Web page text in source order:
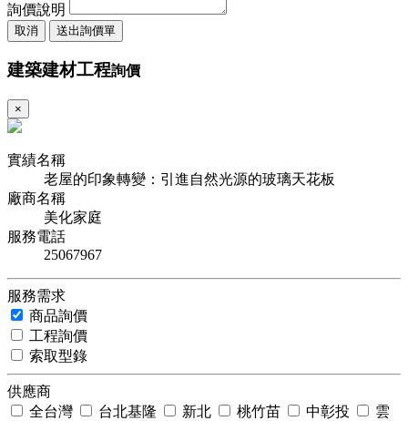
詢價說明
取消 送出詢價單
建築建材工程詢價
×
實績名稱
老屋的印象轉變：引進自然光源的玻璃天花板
廠商名稱
美化家庭
服務電話
25067967
服務需求
商品詢價
工程詢價
索取型錄
供應商
全台灣
台北基隆 新北 桃竹苗 中彰投
雲